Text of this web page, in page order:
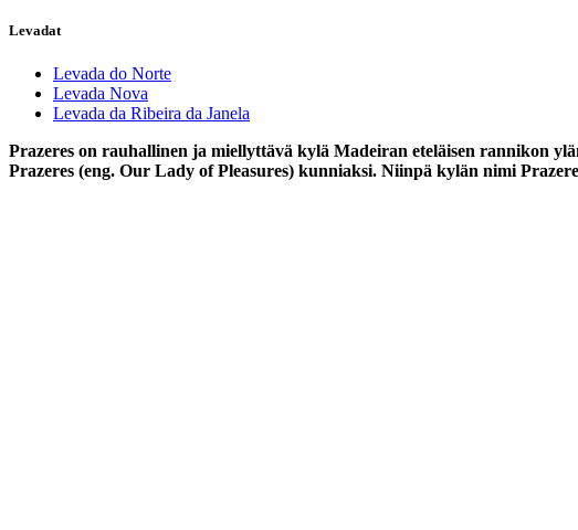
Levadat
Levada do Norte
Levada Nova
Levada da Ribeira da Janela
Prazeres on rauhallinen ja miellyttävä kylä Madeiran eteläisen rannikon
Prazeres (eng. Our Lady of Pleasures) kunniaksi. Niinpä kylän nimi